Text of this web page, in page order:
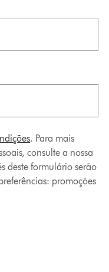
. Para mais
consulte a nossa
deste formulário serão
promoções